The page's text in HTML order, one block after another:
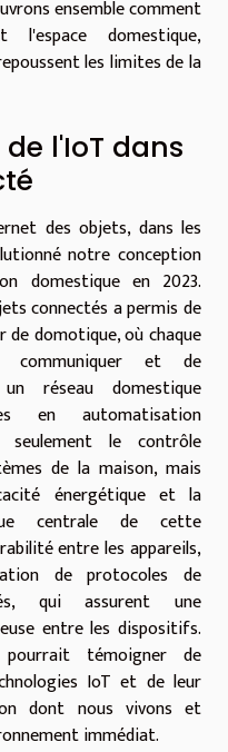
ensemble comment
l'espace domestique,
les limites de la
l'IoT dans
des objets, dans les
notre conception
domestique en 2023.
connectés a permis de
de domotique, où chaque
communiquer et de
réseau domestique
en automatisation
le contrôle
de la maison, mais
énergétique et la
centrale de cette
entre les appareils,
de protocoles de
qui assurent une
entre les dispositifs.
témoigner de
IoT et de leur
dont nous vivons et
immédiat.